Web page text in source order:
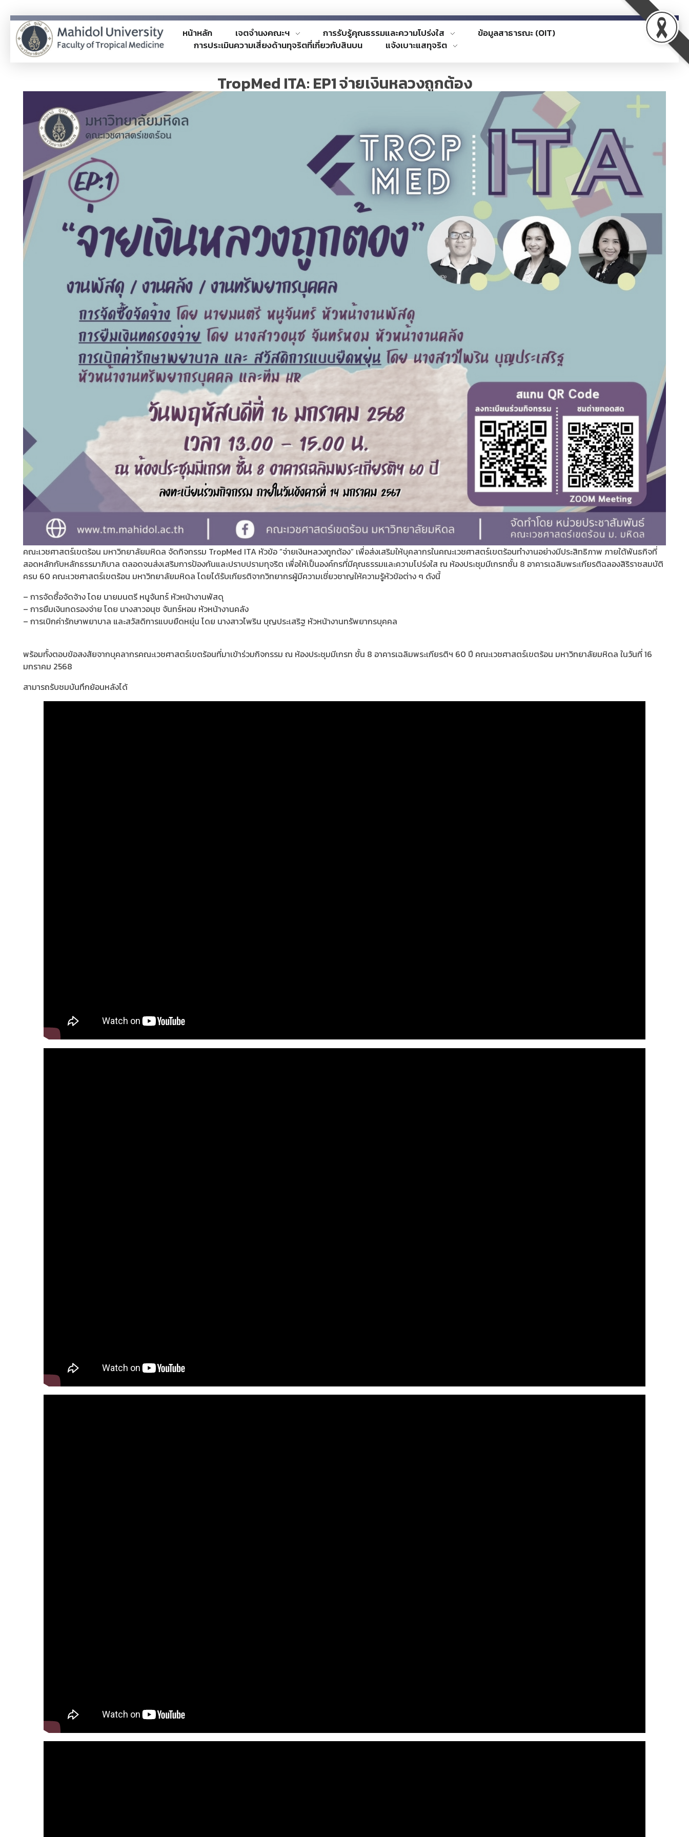
หน้าหลัก เจตจำนงคณะฯ การรับรู้คุณธรรมและความโปร่งใส
ข้อมูลสาธารณะ (OIT)
การประเมินความเสี่ยงด้านทุจริตที่เกี่ยวกับสินบน
แจ้งเบาะแสทุจริต
TropMed ITA: EP1 จ่ายเงินหลวงถูกต้อง
คณะเวชศาสตร์เขตร้อน มหาวิทยาลัยมหิดล จัดกิจกรรม TropMed ITA หัวข้อ “จ่ายเงินหลวงถูกต้อง” เพื่อส่งเสริมให้บุคลากรในคณะเวชศาสตร์เขตร้อนทำงานอย่างมีประสิทธิภาพ ภายใต้พันธกิจที่
สอดหลักกับหลักธรรมาภิบาล ตลอดจนส่งเสริมการป้องกันและปราบปรามทุจริต เพื่อให้เป็นองค์กรที่มีคุณธรรมและความโปร่งใส ณ ห้องประชุมมีเกรทชั้น 8 อาคารเฉลิมพระเกียรติฉลองสิริราชสมบัติ
ครบ 60 คณะเวชศาสตร์เขตร้อน มหาวิทยาลัยมหิดล โดยได้รับเกียรติจากวิทยากรผู้มีความเชี่ยวชาญให้ความรู้หัวข้อต่าง ๆ ดังนี้
– การจัดซื้อจัดจ้าง โดย นายมนตรี หนูจันทร์ หัวหน้างานพัสดุ
– การยืมเงินทดรองจ่าย โดย นางสาวอนุช จันทร์หอม หัวหน้างานคลัง
– การเบิกค่ารักษาพยาบาล และสวัสดิการแบบยืดหยุ่น โดย นางสาวไพริน บุญประเสริฐ หัวหน้างานทรัพยากรบุคคล
พร้อมทั้งตอบข้อสงสัยจากบุคลากรคณะเวชศาสตร์เขตร้อนที่มาเข้าร่วมกิจกรรม ณ ห้องประชุมมีเกรท ชั้น 8 อาคารเฉลิมพระเกียรติฯ 60 ปี คณะเวชศาสตร์เขตร้อน มหาวิทยาลัยมหิดล ในวันที่ 16
มกราคม 2568
สามารถรับชมบันทึกย้อนหลังได้